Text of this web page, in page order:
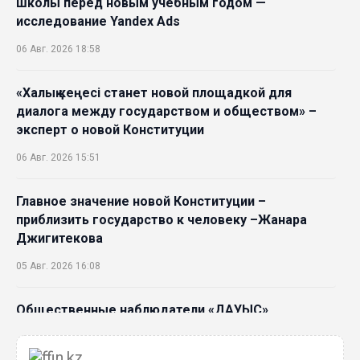
школы перед новым учебным годом —
исследование Yandex Ads
06 Авг. 2026 18:58
«Халық кеңесі станет новой площадкой для
диалога между государством и обществом» –
эксперт о новой Конституции
06 Авг. 2026 15:51
Главное значение новой Конституции –
приблизить государство к человеку –Жанара
Джигитекова
05 Авг. 2026 16:08
Общественные наблюдатели «ДАУЫС»
Курултай